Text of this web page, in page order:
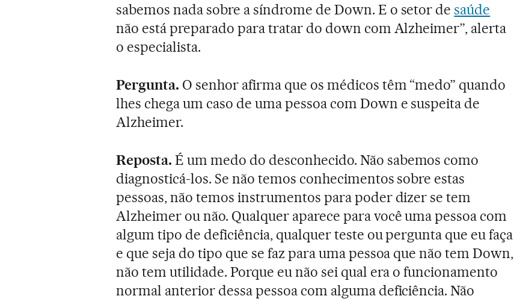
sabemos nada sobre a síndrome de Down. E o setor desaúde
não está preparado para tratar do down com Alzheimer”, alerta
o especialista.
Pergunta. O senhor afirma que os médicos têm “medo” quando
lhes chega um caso de uma pessoa com Down e suspeita de
Alzheimer.
Reposta. É um medo do desconhecido. Não sabemos como
diagnosticá-los. Se não temos conhecimentos sobre estas
pessoas, não temos instrumentos para poder dizer se tem
Alzheimer ou não. Qualquer aparece para você uma pessoa com
algum tipo de deficiência, qualquer teste ou pergunta que eu faça
e que seja do tipo que se faz para uma pessoa que não tem Down,
não tem utilidade. Porque eu não sei qual era o funcionamento
normal anterior dessa pessoa com alguma deficiência. Não